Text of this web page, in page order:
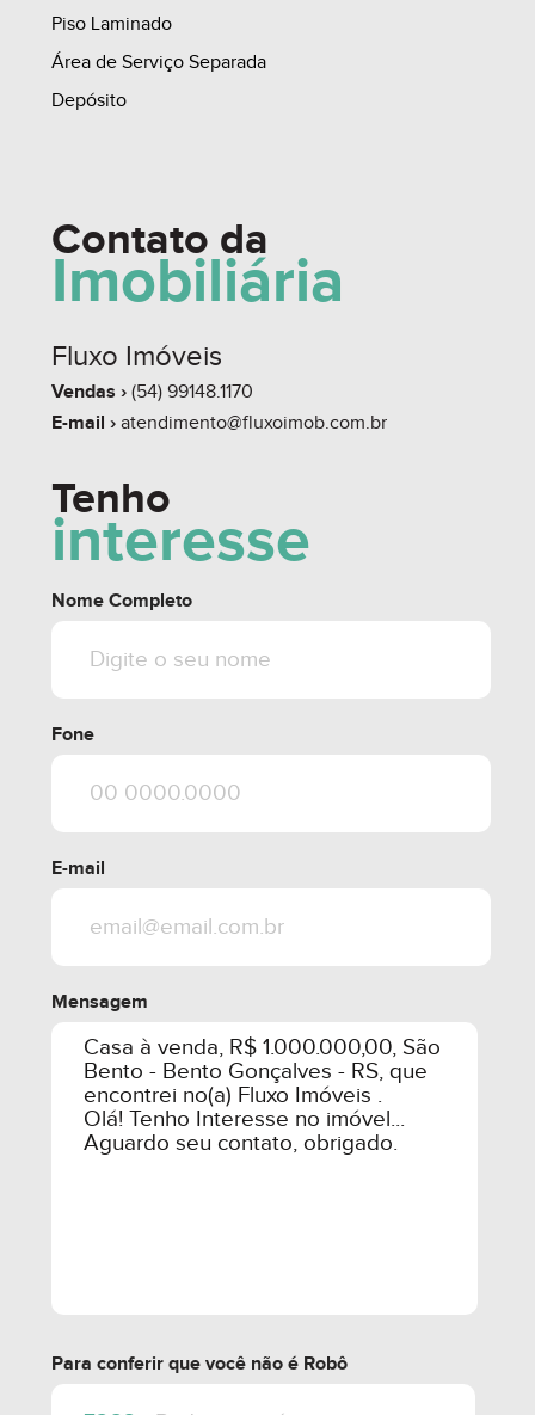
Piso Laminado
Área de Serviço Separada
Depósito
Contato da
Imobiliária
Fluxo Imóveis
Vendas › (54) 99148.1170
E-mail › atendimento@fluxoimob.com.br
Tenho
interesse
Nome Completo
Fone
E-mail
Mensagem
Para conferir que você não é Robô